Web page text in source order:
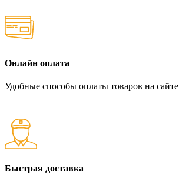
Онлайн оплата
Удобные способы оплаты товаров на сайте
Быстрая доставка